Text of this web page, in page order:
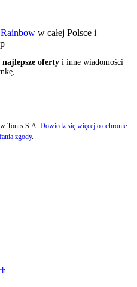
w całej Polsce i
oferty i inne wiadomości
Tours S.A. Dowiedz się więcej o ochronie
zgody.